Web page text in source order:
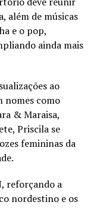
além de músicas
e o pop,
ainda mais
ao
nomes como
& Maraisa,
Priscila se
femininas da
reforçando a
nordestino e os